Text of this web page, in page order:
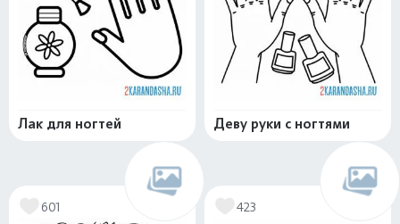
Лак для ногтей Деву руки с ногтями
601 423